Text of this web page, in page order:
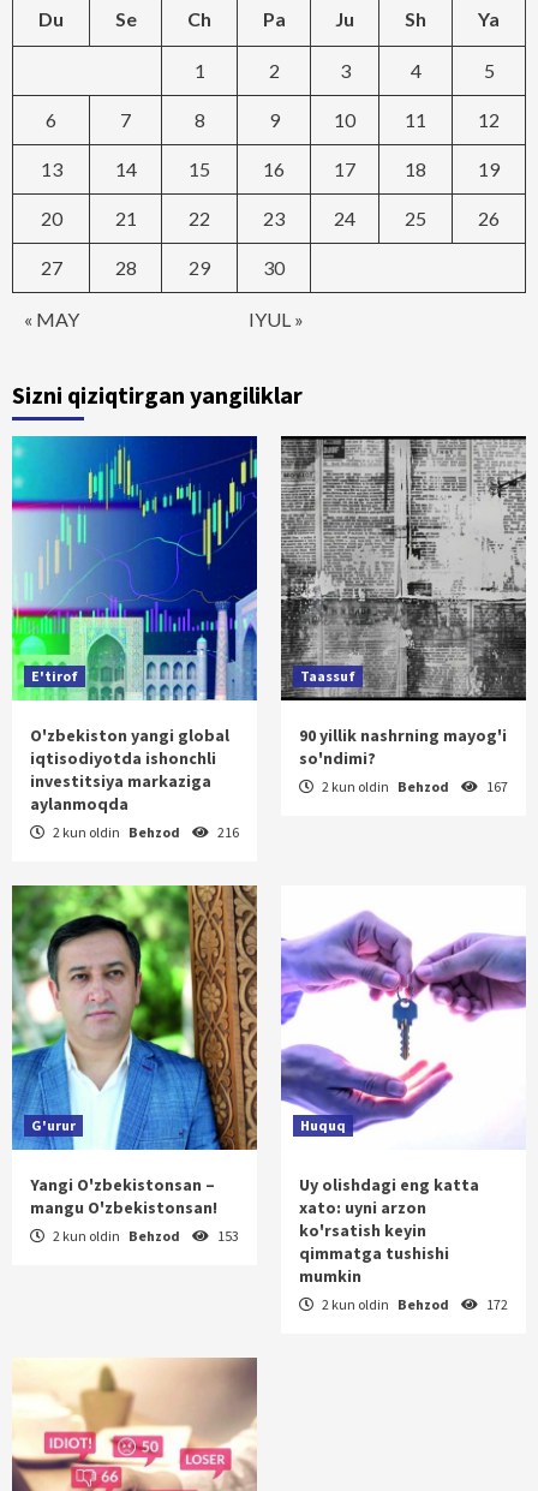
Du Se Ch Pa Ju Sh Ya
« MAY IYUL »
1 2 3 4 5
6 7 8 9 10 11 12
13 14 15 16 17 18 19
20 21 22 23 24 25 26
27 28 29 30
Sizni qiziqtirgan yangiliklar
E'tirof
O'zbekiston yangi global
iqtisodiyotda ishonchli
investitsiya markaziga
aylanmoqda
2 kun oldin Behzod 216
Taassuf
90 yillik nashrning mayog'i
so'ndimi?
2 kun oldin Behzod 167
G'urur
Yangi O'zbekistonsan –
mangu O'zbekistonsan!
2 kun oldin Behzod 153
Huquq
Uy olishdagi eng katta
xato: uyni arzon
ko'rsatish keyin
qimmatga tushishi
mumkin
2 kun oldin Behzod 172